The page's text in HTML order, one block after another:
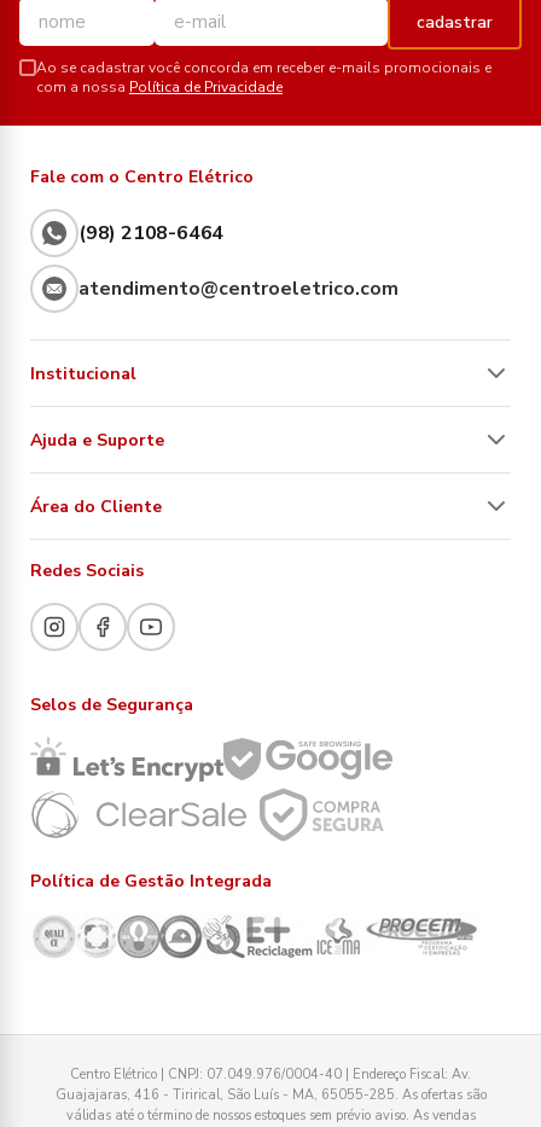
cadastrar
Ao se cadastrar você concorda em receber e-mails promocionais e
com a nossa Política de Privacidade
Fale com o Centro Elétrico
(98) 2108-6464
atendimento@centroeletrico.com
Institucional
Ajuda e Suporte
Área do Cliente
Redes Sociais
Selos de Segurança
Política de Gestão Integrada
Centro Elétrico | CNPJ: 07.049.976/0004-40 | Endereço Fiscal: Av.
Guajajaras, 416 - Tirirical, São Luís - MA, 65055-285. As ofertas são
válidas até o término de nossos estoques sem prévio aviso. As vendas